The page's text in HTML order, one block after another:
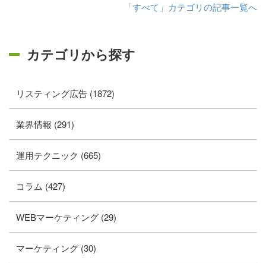
「すべて」カテゴリの記事一覧へ
カテゴリから探す
リスティング広告 (1872)
業界情報 (291)
運用テクニック (665)
コラム (427)
WEBマーケティング (29)
マーケティング (30)